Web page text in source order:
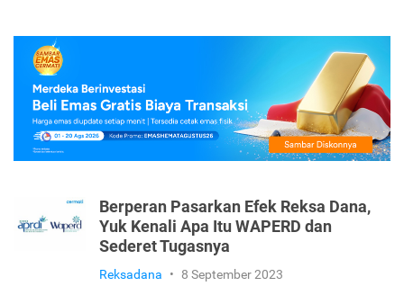
Berperan Pasarkan Efek Reksa Dana,
Yuk Kenali Apa Itu WAPERD dan
Sederet Tugasnya
Reksadana • 8 September 2023